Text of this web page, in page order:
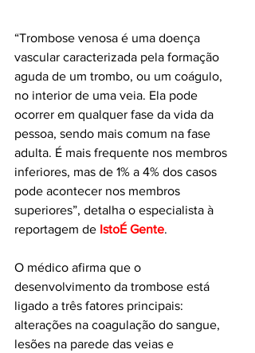
“Trombose venosa é uma doença
vascular caracterizada pela formação
aguda de um trombo, ou um coágulo,
no interior de uma veia. Ela pode
ocorrer em qualquer fase da vida da
pessoa, sendo mais comum na fase
adulta. É mais frequente nos membros
inferiores, mas de 1% a 4% dos casos
pode acontecer nos membros
superiores”, detalha o especialista à
reportagem de IstoÉ Gente.
O médico afirma que o
desenvolvimento da trombose está
ligado a três fatores principais:
alterações na coagulação do sangue,
lesões na parede das veias e